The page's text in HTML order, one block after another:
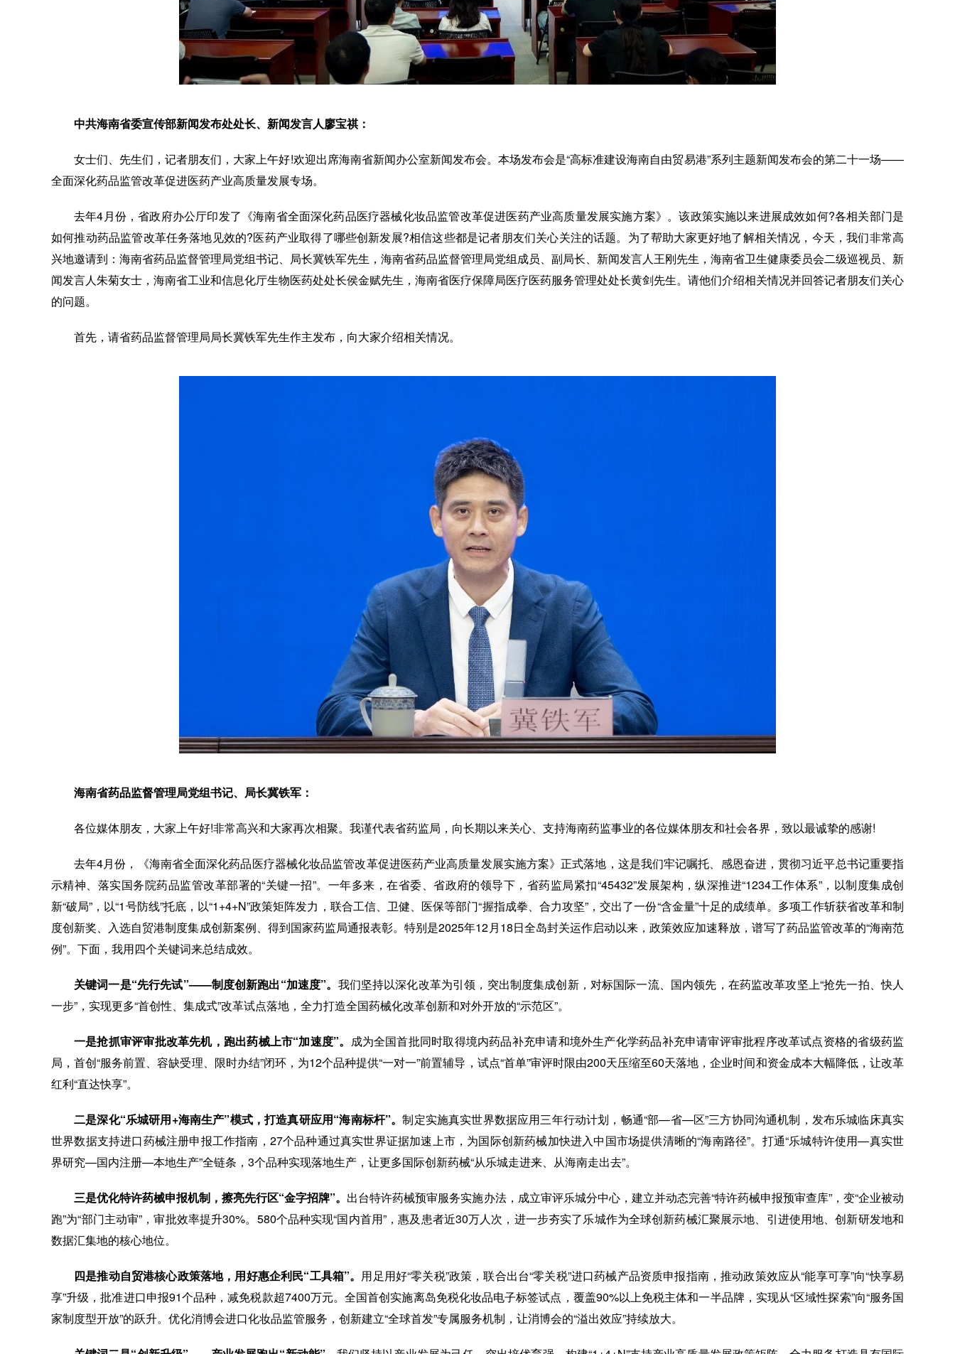
中共海南省委宣传部新闻发布处处长、新闻发言人廖宝祺：
女士们、先生们，记者朋友们，大家上午好!欢迎出席海南省新闻办公室新闻发布会。本场发布会是“高标准建设海南自由贸易港”系列主题新闻发布会的第二十一场——
全面深化药品监管改革促进医药产业高质量发展专场。
去年4月份，省政府办公厅印发了《海南省全面深化药品医疗器械化妆品监管改革促进医药产业高质量发展实施方案》。该政策实施以来进展成效如何?各相关部门是
如何推动药品监管改革任务落地见效的?医药产业取得了哪些创新发展?相信这些都是记者朋友们关心关注的话题。为了帮助大家更好地了解相关情况，今天，我们非常高
兴地邀请到：海南省药品监督管理局党组书记、局长冀铁军先生，海南省药品监督管理局党组成员、副局长、新闻发言人王刚先生，海南省卫生健康委员会二级巡视员、新
闻发言人朱菊女士，海南省工业和信息化厅生物医药处处长侯金赋先生，海南省医疗保障局医疗医药服务管理处处长黄剑先生。请他们介绍相关情况并回答记者朋友们关心
的问题。
首先，请省药品监督管理局局长冀铁军先生作主发布，向大家介绍相关情况。
海南省药品监督管理局党组书记、局长冀铁军：
各位媒体朋友，大家上午好!非常高兴和大家再次相聚。我谨代表省药监局，向长期以来关心、支持海南药监事业的各位媒体朋友和社会各界，致以最诚挚的感谢!
去年4月份，《海南省全面深化药品医疗器械化妆品监管改革促进医药产业高质量发展实施方案》正式落地，这是我们牢记嘱托、感恩奋进，贯彻习近平总书记重要指
示精神、落实国务院药品监管改革部署的“关键一招”。一年多来，在省委、省政府的领导下，省药监局紧扣“45432”发展架构，纵深推进“1234工作体系”，以制度集成创
新“破局”，以“1号防线”托底，以“1+4+N”政策矩阵发力，联合工信、卫健、医保等部门“握指成拳、合力攻坚”，交出了一份“含金量”十足的成绩单。多项工作斩获省改革和制
度创新奖、入选自贸港制度集成创新案例、得到国家药监局通报表彰。特别是2025年12月18日全岛封关运作启动以来，政策效应加速释放，谱写了药品监管改革的“海南范
例”。下面，我用四个关键词来总结成效。
关键词一是“先行先试”——制度创新跑出“加速度”。 我们坚持以深化改革为引领，突出制度集成创新，对标国际一流、国内领先，在药监改革攻坚上“抢先一拍、快人
一步”，实现更多“首创性、集成式”改革试点落地，全力打造全国药械化改革创新和对外开放的“示范区”。
一是抢抓审评审批改革先机，跑出药械上市“加速度”。 成为全国首批同时取得境内药品补充申请和境外生产化学药品补充申请审评审批程序改革试点资格的省级药监
局，首创“服务前置、容缺受理、限时办结”闭环，为12个品种提供“一对一”前置辅导，试点“首单”审评时限由200天压缩至60天落地，企业时间和资金成本大幅降低，让改革
红利“直达快享”。
二是深化“乐城研用+海南生产”模式，打造真研应用“海南标杆”。制定实施真实世界数据应用三年行动计划，畅通“部—省—区”三方协同沟通机制，发布乐城临床真实
世界数据支持进口药械注册申报工作指南，27个品种通过真实世界证据加速上市，为国际创新药械加快进入中国市场提供清晰的“海南路径”。打通“乐城特许使用—真实世
界研究—国内注册—本地生产”全链条，3个品种实现落地生产，让更多国际创新药械“从乐城走进来、从海南走出去”。
三是优化特许药械申报机制，擦亮先行区“金字招牌”。 出台特许药械预审服务实施办法，成立审评乐城分中心，建立并动态完善“特许药械申报预审查库”，变“企业被动
跑”为“部门主动审”，审批效率提升30%。580个品种实现“国内首用”，惠及患者近30万人次，进一步夯实了乐城作为全球创新药械汇聚展示地、引进使用地、创新研发地和
数据汇集地的核心地位。
四是推动自贸港核心政策落地，用好惠企利民“工具箱”。 用足用好“零关税”政策，联合出台“零关税”进口药械产品资质申报指南，推动政策效应从“能享可享”向“快享易
享”升级，批准进口申报91个品种，减免税款超7400万元。全国首创实施离岛免税化妆品电子标签试点，覆盖90%以上免税主体和一半品牌，实现从“区域性探索”向“服务国
家制度型开放”的跃升。优化消博会进口化妆品监管服务，创新建立“全球首发”专属服务机制，让消博会的“溢出效应”持续放大。